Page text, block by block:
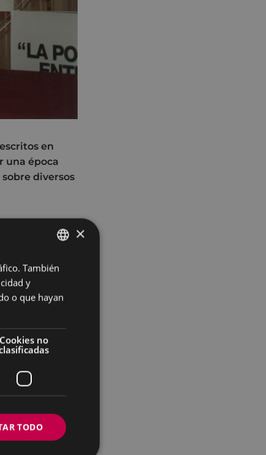
en
una época
diversos
y falleció
de
1959
profundizó
de
preparar
de
el 9 de
año
Filosofía y
su libro
con la
Muguerza
BASQUE
×
También
y
o que hayan
Cookies no
TODO